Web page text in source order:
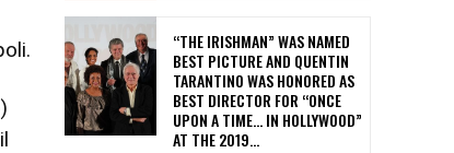
)
“THE IRISHMAN” WAS NAMED
BEST PICTURE AND QUENTIN
TARANTINO WAS HONORED AS
BEST DIRECTOR FOR “ONCE
UPON A TIME… IN HOLLYWOOD”
AT THE 2019...